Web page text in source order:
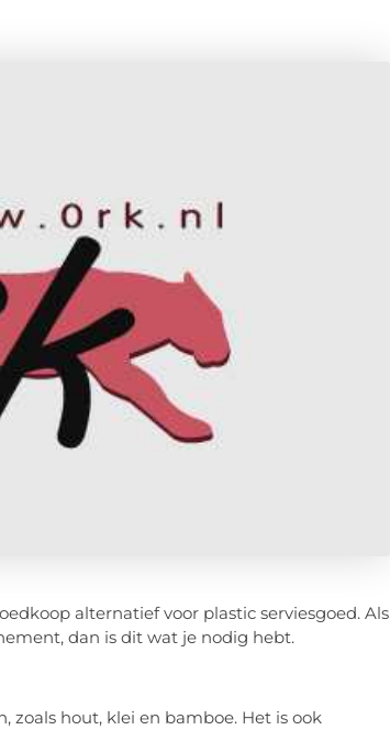
alternatief voor plastic serviesgoed. Als
dan is dit wat je nodig hebt.
zoals hout, klei en bamboe. Het is ook